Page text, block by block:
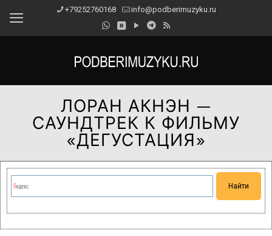
+79252760168 info@podberimuzyku.ru
ЛОРАН АКНЭН —
САУНДТРЕК К ФИЛЬМУ
«ДЕГУСТАЦИЯ»